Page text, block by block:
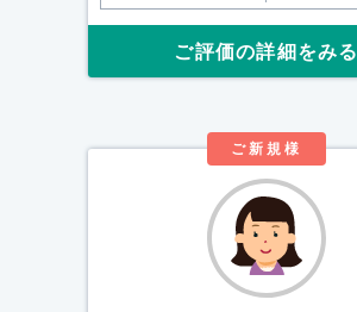
ご評価の詳細をみる
ご新規様